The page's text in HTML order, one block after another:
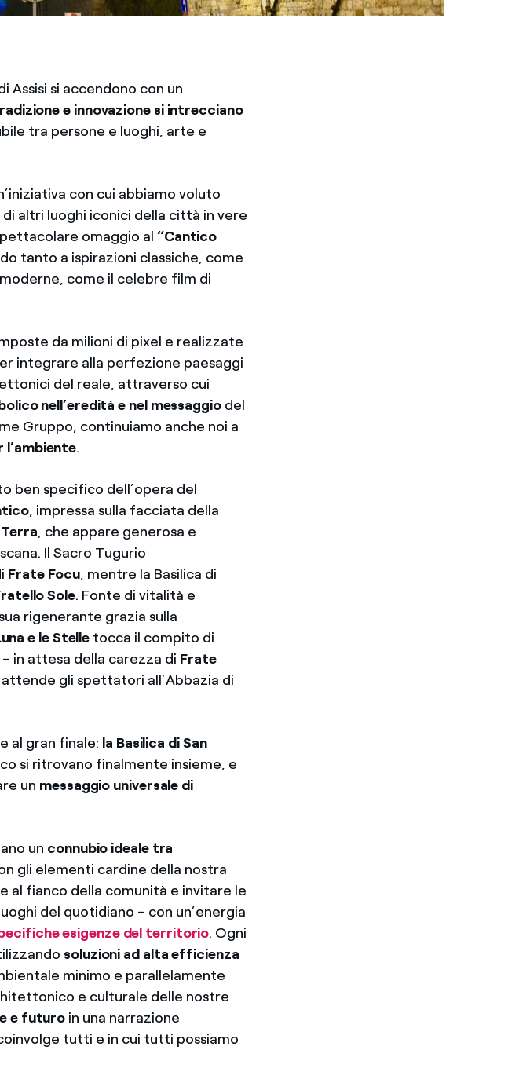
Assisi si accendono con un
e innovazione si intrecciano
tra persone e luoghi, arte e
con cui abbiamo voluto
altri luoghi iconici della città in vere
omaggio al “Cantico
tanto a ispirazioni classiche, come
come il celebre film di
da milioni di pixel e realizzate
integrare alla perfezione paesaggi
del reale, attraverso cui
nell’eredità e nel messaggiodel
Gruppo, continuiamo anche noi a
l’ambiente.
ben specifico dell’opera del
, impressa sulla facciata della
, che appare generosa e
Il Sacro Tugurio
Frate Focu, mentre la Basilica di
Sole. Fonte di vitalità e
rigenerante grazia sulla
e le Stelle tocca il compito di
in attesa della carezza di Frate
gli spettatori all’Abbazia di
al gran finale: la Basilica di San
si ritrovano finalmente insieme, e
un messaggio universale di
un connubio ideale tra
gli elementi cardine della nostra
al fianco della comunità e invitare le
del quotidiano – con un’energia
esigenze del territorio. Ogni
soluzioni ad alta efficienza
minimo e parallelamente
e culturale delle nostre
e futuro in una narrazione
tutti e in cui tutti possiamo